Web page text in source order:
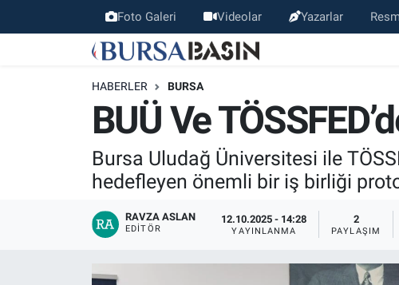
Foto Galeri Videolar Yazarlar
HABERLER BURSA
BUÜ Ve
Bursa Uludağ Üniversitesi ile
hedefleyen önemli bir iş birliği
RAVZA ASLAN
EDITÖR
12.10.2025 - 14:28
YAYINLANMA
2
PAYLAŞIM
Bursa Haber
Bilim, Teknoloji
KÜLTÜR-SANAT
Bursa Nöbetçi Eczaneler
Bursa Hava Durumu
Bursa Trafik Yoğunluk Haritası
Süper Lig Puan Durumu ve Fikstür